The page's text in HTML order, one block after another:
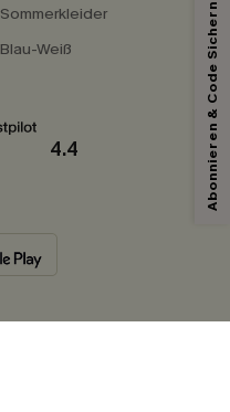
Sommerkleider
Blau-Weiß
4.4 Abonnieren & Code Sichern